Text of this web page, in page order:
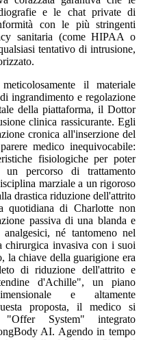
e le chat private di
con le più stringenti
sanitaria (come HIPAA o
tentativo di intrusione,
il materiale
ingrandimento e regolazione
della piattaforma, il Dottor
clinica rassicurante. Egli
cronica all'inserzione del
medico inequivocabile:
fisiologiche per poter
un percorso di trattamento
marziale a un rigoroso
drastica riduzione dell'attrito
quotidiana di Charlotte non
passiva di una blanda e
né tantomeno nel
chirurgica invasiva con i suoi
la chiave della guarigione era
di riduzione dell'attrito e
d'Achille", un piano
e altamente
proposta, il medico si
"Offer System" integrato
AI. Agendo in tempo